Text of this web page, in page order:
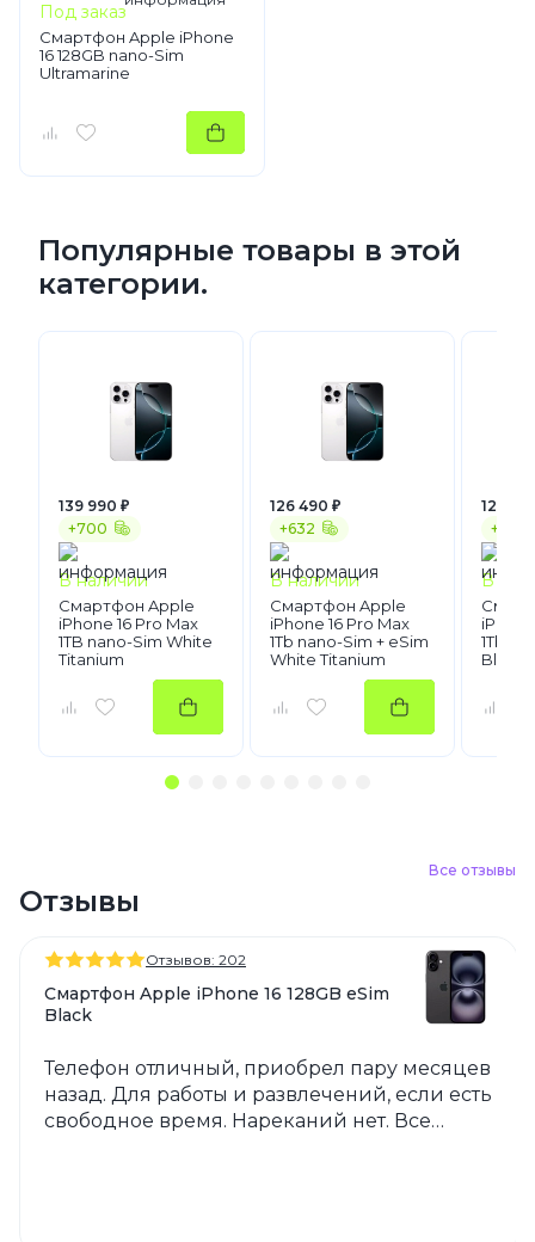
Под заказ
Смартфон Apple iPhone
16 128GB nano-Sim
Ultramarine
Популярные товары в этой
категории.
+700
139 990 ₽
В наличии
Смартфон Apple
iPhone 16 Pro Max
1TB nano-Sim White
Titanium
+632
126 490 ₽
В наличии
Смартфон Apple
iPhone 16 Pro Max
1Tb nano-Sim + eSim
White Titanium
+622
124
В
1Tb
Black
Отзывы
Все отзывы
Отзывов: 202
Смартфон Apple iPhone 16 128GB eSim
Black
Телефон отличный, приобрел пару месяцев
назад. Для работы и развлечений, если есть
свободное время. Нареканий нет. Все